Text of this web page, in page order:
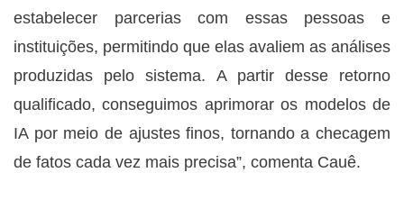
estabelecer parcerias com essas pessoas e
instituições, permitindo que elas avaliem as análises
produzidas pelo sistema. A partir desse retorno
qualificado, conseguimos aprimorar os modelos de
IA por meio de ajustes finos, tornando a checagem
de fatos cada vez mais precisa”, comenta Cauê.